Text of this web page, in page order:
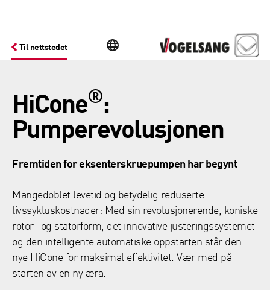
Til nettstedet
HiCone®:
Pumperevolusjonen
Fremtiden for eksenterskruepumpen har begynt
Mangedoblet levetid og betydelig reduserte
livssykluskostnader: Med sin revolusjonerende, koniske
rotor- og statorform, det innovative justeringssystemet
og den intelligente automatiske oppstarten står den
nye HiCone for maksimal effektivitet. Vær med på
starten av en ny æra.